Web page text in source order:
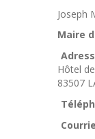
Joseph
Maire
Hôtel
83507